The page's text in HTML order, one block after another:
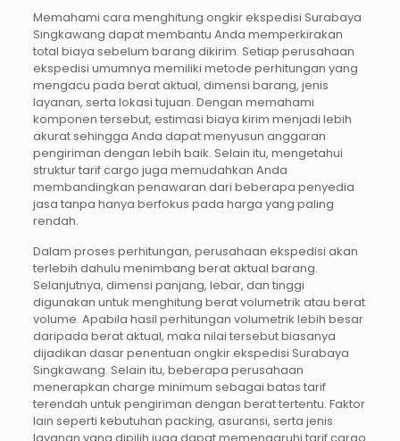
Memahami cara menghitung ongkir ekspedisi Surabaya
Singkawang dapat membantu Anda memperkirakan
total biaya sebelum barang dikirim. Setiap perusahaan
ekspedisi umumnya memiliki metode perhitungan yang
mengacu pada berat aktual, dimensi barang, jenis
layanan, serta lokasi tujuan. Dengan memahami
komponen tersebut, estimasi biaya kirim menjadi lebih
akurat sehingga Anda dapat menyusun anggaran
pengiriman dengan lebih baik. Selain itu, mengetahui
struktur tarif cargo juga memudahkan Anda
membandingkan penawaran dari beberapa penyedia
jasa tanpa hanya berfokus pada harga yang paling
rendah.
Dalam proses perhitungan, perusahaan ekspedisi akan
terlebih dahulu menimbang berat aktual barang.
Selanjutnya, dimensi panjang, lebar, dan tinggi
digunakan untuk menghitung berat volumetrik atau berat
volume. Apabila hasil perhitungan volumetrik lebih besar
daripada berat aktual, maka nilai tersebut biasanya
dijadikan dasar penentuan ongkir ekspedisi Surabaya
Singkawang. Selain itu, beberapa perusahaan
menerapkan charge minimum sebagai batas tarif
terendah untuk pengiriman dengan berat tertentu. Faktor
lain seperti kebutuhan packing, asuransi, serta jenis